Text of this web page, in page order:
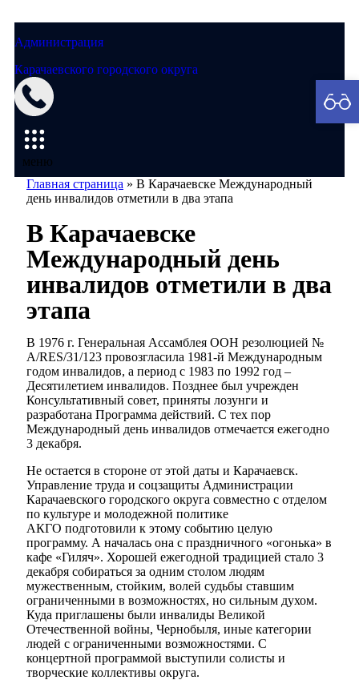
Администрация
Карачаевского городского округа
меню
Главная страница » В Карачаевске Международный
день инвалидов отметили в два этапа
В Карачаевске
Международный день
инвалидов отметили в два
этапа
В 1976 г. Генеральная Ассамблея ООН резолюцией №
A/RES/31/123 провозгласила 1981-й Международным
годом инвалидов, а период с 1983 по 1992 год –
Десятилетием инвалидов. Позднее был учрежден
Консультативный совет, приняты лозунги и
разработана Программа действий. С тех пор
Международный день инвалидов отмечается ежегодно
3 декабря.
Не остается в стороне от этой даты и Карачаевск.
Управление труда и соцзащиты Администрации
Карачаевского городского округа совместно с отделом
по культуре и молодежной политике
АКГО подготовили к этому событию целую
программу. А началась она с праздничного «огонька» в
кафе «Гиляч». Хорошей ежегодной традицией стало 3
декабря собираться за одним столом людям
мужественным, стойким, волей судьбы ставшим
ограниченными в возможностях, но сильным духом.
Куда приглашены были инвалиды Великой
Отечественной войны, Чернобыля, иные категории
людей с ограниченными возможностями. С
концертной программой выступили солисты и
творческие коллективы округа.
Мэрия